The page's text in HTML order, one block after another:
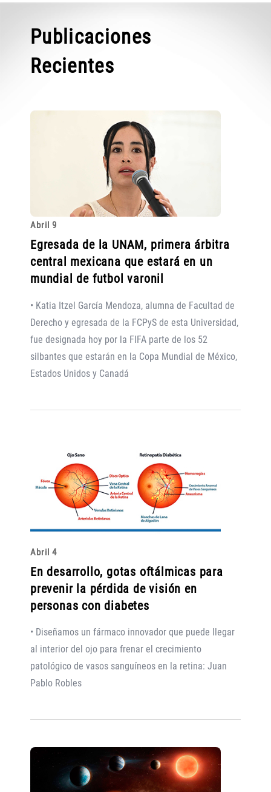
Publicaciones
Recientes
Abril 9
Egresada de la UNAM, primera árbitra
central mexicana que estará en un
mundial de futbol varonil
• Katia Itzel García Mendoza, alumna de Facultad de
Derecho y egresada de la FCPyS de esta Universidad,
fue designada hoy por la FIFA parte de los 52
silbantes que estarán en la Copa Mundial de México,
Estados Unidos y Canadá
Abril 4
En desarrollo, gotas oftálmicas para
prevenir la pérdida de visión en
personas con diabetes
• Diseñamos un fármaco innovador que puede llegar
al interior del ojo para frenar el crecimiento
patológico de vasos sanguíneos en la retina: Juan
Pablo Robles